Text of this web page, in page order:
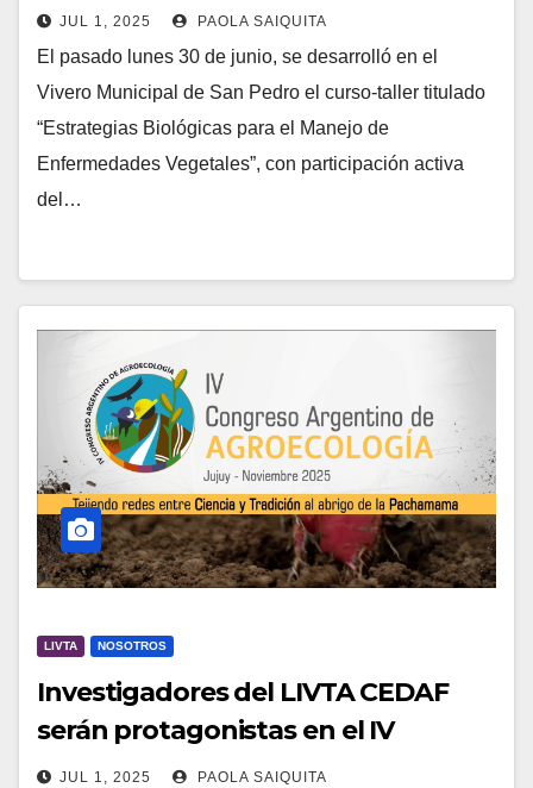
Benéficos en Vivero
JUL 1, 2025 PAOLA SAIQUITA
El pasado lunes 30 de junio, se desarrolló en el
Vivero Municipal de San Pedro el curso-taller titulado
“Estrategias Biológicas para el Manejo de
Enfermedades Vegetales”, con participación activa
del…
LIVTA NOSOTROS
Investigadores del LIVTA CEDAF
serán protagonistas en el IV
Congreso Argentino de
JUL 1, 2025 PAOLA SAIQUITA